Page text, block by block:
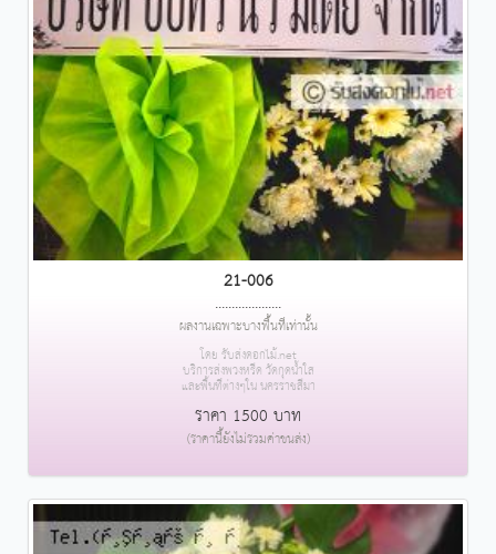
21-006
....................
ผลงานเฉพาะบางพื้นที่เท่านั้น
โดย รับส่งดอกไม้.net
บริการส่งพวงหรีด วัดกุดน้ำใส
และพื้นที่ต่างๆใน นครราชสีมา
ราคา 1500 บาท
(ราคานี้ยังไม่รวมค่าขนส่ง)